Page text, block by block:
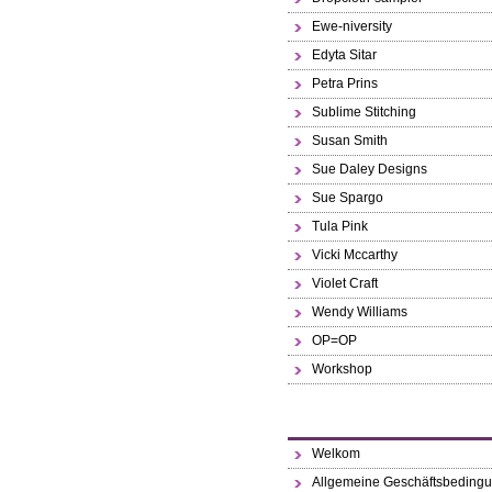
Ewe-niversity
Edyta Sitar
Petra Prins
Sublime Stitching
Susan Smith
Sue Daley Designs
Sue Spargo
Tula Pink
Vicki Mccarthy
Violet Craft
Wendy Williams
OP=OP
Workshop
Welkom
Allgemeine